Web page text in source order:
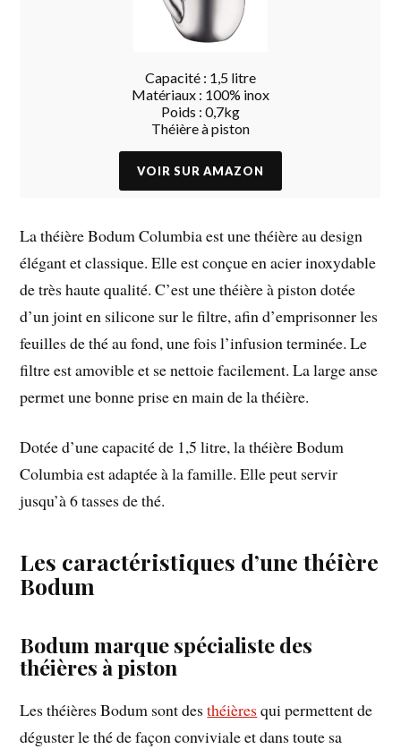
Capacité : 1,5 litre
Matériaux : 100% inox
Poids : 0,7kg
Théière à piston
Lathéière Bodum Columbiaest une théière au design
élégant et classique. Elle est conçue en acier inoxydable
de très haute qualité. C’est une théière à piston dotée
d’un joint en silicone sur le filtre, afin d’emprisonner les
feuilles de thé au fond, une fois l’infusion terminée. Le
filtre est amovible et se nettoie facilement. La large anse
permet une bonne prise en main de la théière.
Dotée d’une capacité de 1,5 litre, la théière Bodum
Columbia est adaptée à la famille. Elle peut servir
jusqu’à 6 tasses de thé.
Les caractéristiques d’une théière
Bodum
Bodum marque spécialiste des
théières à piston
Les théières Bodum sont desthéières qui permettent de
déguster le thé de façon conviviale et dans toute sa